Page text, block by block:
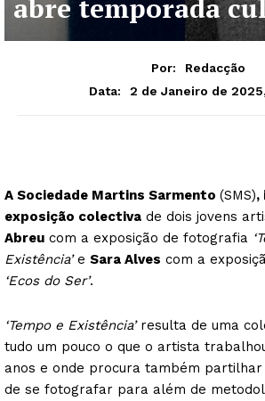
abre temporada
Por:
Redacção
Data:
2 de Janeiro de
A Sociedade Martins Sarmento (SMS),
exposição colectiva de dois jovens
Abreu com a exposição de fotografia
Existência’e Sara Alves com a
‘Ecos do Ser’.
‘Tempo e Existência’resulta de uma
tudo um pouco o que o artista
anos e onde procura também
de se fotografar para além de